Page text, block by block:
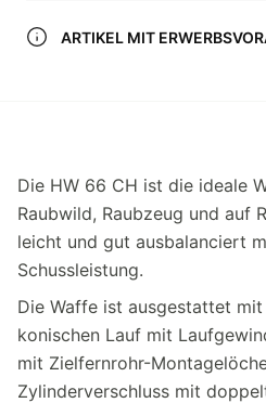
ARTIKEL MIT
Die HW 66 CH ist die ideale
Raubwild, Raubzeug und auf
leicht und gut ausbalanciert
Schussleistung.
Die Waffe ist ausgestattet
konischen Lauf mit
mit Zielfernrohr-
Zylinderverschluss mit